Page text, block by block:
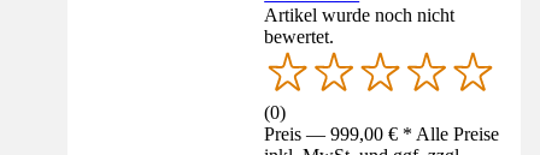
Artikel wurde noch nicht
bewertet.
(0)
Preis — 999,00 € * Alle Preise